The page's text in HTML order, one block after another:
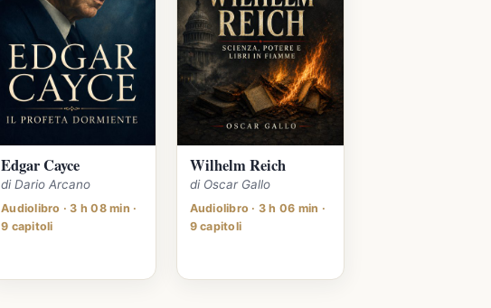
Edgar Cayce
di Dario Arcano
Audiolibro · 3 h 08 min ·
9 capitoli
Wilhelm Reich
di Oscar Gallo
Audiolibro · 3 h 06 min ·
9 capitoli